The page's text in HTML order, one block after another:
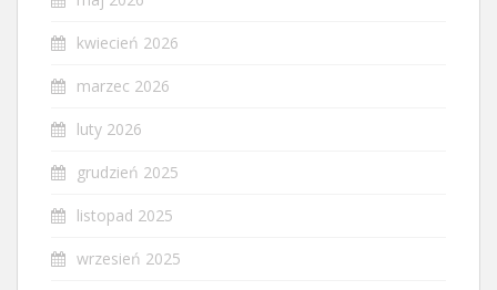
kwiecień 2026
marzec 2026
luty 2026
grudzień 2025
listopad 2025
wrzesień 2025